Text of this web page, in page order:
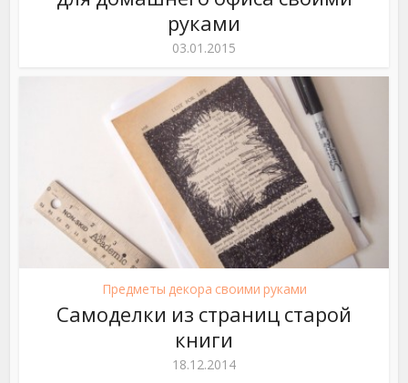
руками
03.01.2015
Предметы декора своими руками
Самоделки из страниц старой
книги
18.12.2014